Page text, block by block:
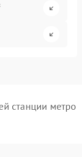
станции метро